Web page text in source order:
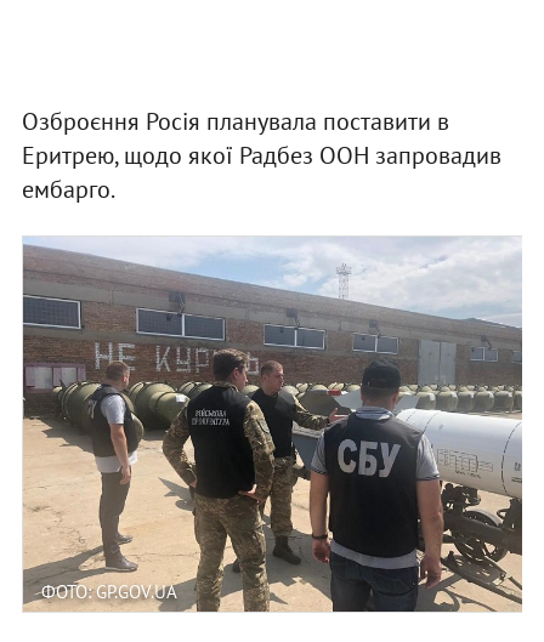
Озброєння Росія планувала поставити в
Еритрею, щодо якої Радбез ООН запровадив
ембарго.
ФОТО: GP.GOV.UA